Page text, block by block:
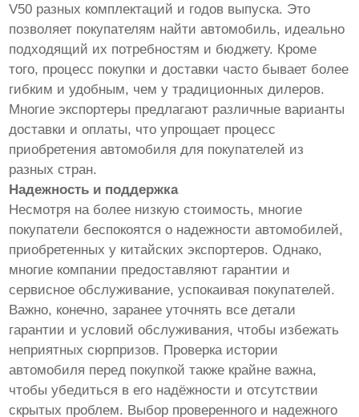
V50 разных комплектаций и годов выпуска. Это
позволяет покупателям найти автомобиль, идеально
подходящий их потребностям и бюджету. Кроме
того, процесс покупки и доставки часто бывает более
гибким и удобным, чем у традиционных дилеров.
Многие экспортеры предлагают различные варианты
доставки и оплаты, что упрощает процесс
приобретения автомобиля для покупателей из
разных стран.
Надежность и поддержка
Несмотря на более низкую стоимость, многие
покупатели беспокоятся о надежности автомобилей,
приобретенных у китайских экспортеров. Однако,
многие компании предоставляют гарантии и
сервисное обслуживание, успокаивая покупателей.
Важно, конечно, заранее уточнять все детали
гарантии и условий обслуживания, чтобы избежать
неприятных сюрпризов. Проверка истории
автомобиля перед покупкой также крайне важна,
чтобы убедиться в его надёжности и отсутствии
скрытых проблем. Выбор проверенного и надежного